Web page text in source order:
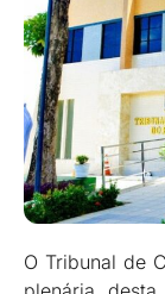
O Tribunal de